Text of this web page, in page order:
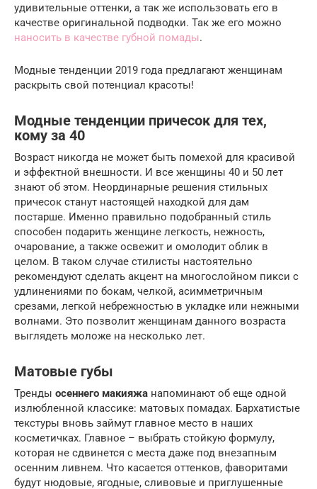
удивительные оттенки, а так же использовать его в
качестве оригинальной подводки. Так же его можно
наносить в качестве губной помады.
Модные тенденции 2019 года предлагают женщинам
раскрыть свой потенциал красоты!
Модные тенденции причесок для тех,
кому за 40
Возраст никогда не может быть помехой для красивой
и эффектной внешности. И все женщины 40 и 50 лет
знают об этом. Неординарные решения стильных
причесок станут настоящей находкой для дам
постарше. Именно правильно подобранный стиль
способен подарить женщине легкость, нежность,
очарование, а также освежит и омолодит облик в
целом. В таком случае стилисты настоятельно
рекомендуют сделать акцент на многослойном пикси с
удлинениями по бокам, челкой, асимметричным
срезами, легкой небрежностью в укладке или нежными
волнами. Это позволит женщинам данного возраста
выглядеть моложе на несколько лет.
Матовые губы
Тренды осеннего макияжа напоминают об еще одной
излюбленной классике: матовых помадах. Бархатистые
текстуры вновь займут главное место в наших
косметичках. Главное – выбрать стойкую формулу,
которая не сдвинется с места даже под внезапным
осенним ливнем. Что касается оттенков, фаворитами
будут нюдовые, ягодные, сливовые и приглушенные